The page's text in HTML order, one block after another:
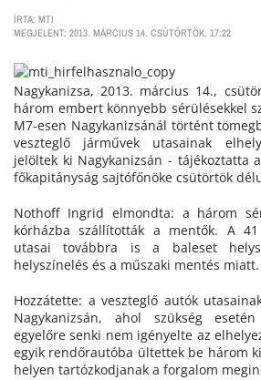
ÍRTA: MTI
MEGJELENT: 2013. MÁRCIUS 14. CSÜTÖRTÖK, 17:22
Nagykanizsa, 2013. március 14.,
három embert könnyebb sérülésekkel
M7-esen Nagykanizsánál történt
veszteglő járművek utasainak
jelöltek ki Nagykanizsán - tájékoztatta
főkapitányság sajtófőnöke csütörtök
Nothoff Ingrid elmondta: a három
kórházba szállították a mentők. A
utasai továbbra is a baleset
helyszínelés és a műszaki mentés miatt.
Hozzátette: a veszteglő autók
Nagykanizsán, ahol szükség
egyelőre senki nem igényelte az
egyik rendőrautóba ültettek be három
helyen tartózkodjanak a forgalom